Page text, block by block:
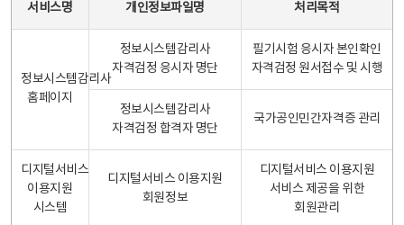
서비스명 개인정보파일명 처리목적
정보시스템감리사
홈페이지
정보시스템감리사
자격검정 응시자 명단
필기시험 응시자 본인확인
자격검정 원서접수 및 시행
정보시스템감리사
자격검정 합격자 명단
국가공인민간자격증 관리
디지털서비스
이용지원
시스템
디지털서비스 이용지원
회원정보
디지털서비스 이용지원
서비스 제공을 위한
회원관리